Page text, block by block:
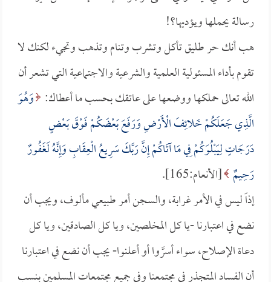
رسالة يحملها ويؤديها؟!
هب أنك حر طليق تأكل وتشرب وتنام وتذهب وتجيء لكنك لا
تقوم بأداء المسئولية العلمية والشرعية والاجتماعية التي تشعر أن
الله تعالى حملكها ووضعها على عاتقك بحسب ما أعطاك: وَهُوَ
الَّذِي جَعَلَكُمْ خَلائِفَ الْأَرْضِ وَرَفَعَ بَعْضَكُمْ فَوْقَ بَعْضٍ
دَرَجَاتٍ لِيَبْلُوَكُمْ فِي مَا آتَاكُمْ إِنَّ رَبَّكَ سَرِيعُ الْعِقَابِ وَإِنَّهُ لَغَفُورٌ
رَحِيمٌ [الأنعام:165].
إذاً ليس في الأمر غرابة، والسجن أمر طبيعي مألوف، ويجب أن
نضع في اعتبارنا -يا كل المخلصين، ويا كل الصادقين، ويا كل
دعاة الإصلاح، سواء أسرَّوا أو أعلنوا- يجب أن نضع في اعتبارنا